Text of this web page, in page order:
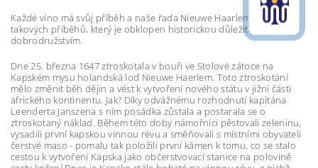
Každé víno má svůj příběh a naše řada Nieuwe Haarlem je jedním z
takových příběhů, který je obklopen historickou důležitostí a
dobrodružstvím.
Dne 25. března 1647 ztroskotala v bouři ve Stolové zátoce na
Kapském mysu holandská loď Nieuwe Haerlem. Toto ztroskotání
mělo změnit běh dějin a vést k vytvoření nového státu v jižní části
afrického kontinentu. Jak? Díky odvážnému rozhodnutí kapitána
Leenderta Janszena s ním posádka zůstala a postarala se o
ztroskotaný náklad. Během této doby námořníci pěstovali zeleninu,
vysadili první kapskou vinnou révu a směňovali s místními obyvateli
čerstvé maso - pomalu tak položili první kámen k tomu, co se stalo
cestou k vytvoření Kapska jako občerstvovací stanice na polovině